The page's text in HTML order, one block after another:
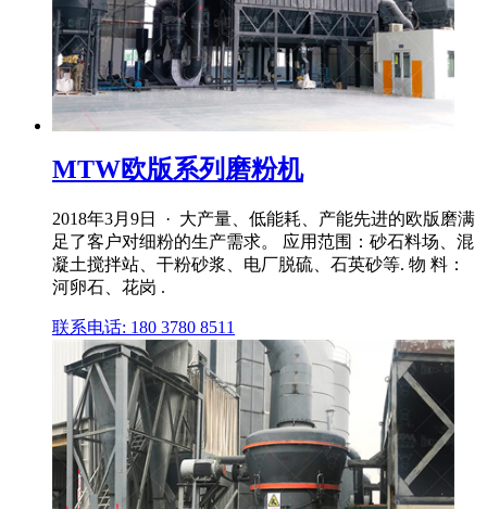
MTW欧版系列磨粉机
2018年3月9日 · 大产量、低能耗、产能先进的欧版磨满
足了客户对细粉的生产需求。 应用范围：砂石料场、混
凝土搅拌站、干粉砂浆、电厂脱硫、石英砂等. 物 料：
河卵石、花岗 .
联系电话: 180 3780 8511